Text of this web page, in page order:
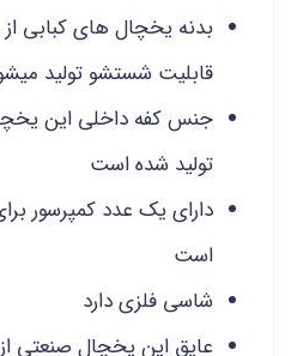
بدنه یخچال های کبابی
قابلیت شستشو تولید
جنس کفه داخلی این
تولید شده است
دارای یک عدد کمپرسور
است
شاسی فلزی دارد
عایق این یخچال صنعتی از